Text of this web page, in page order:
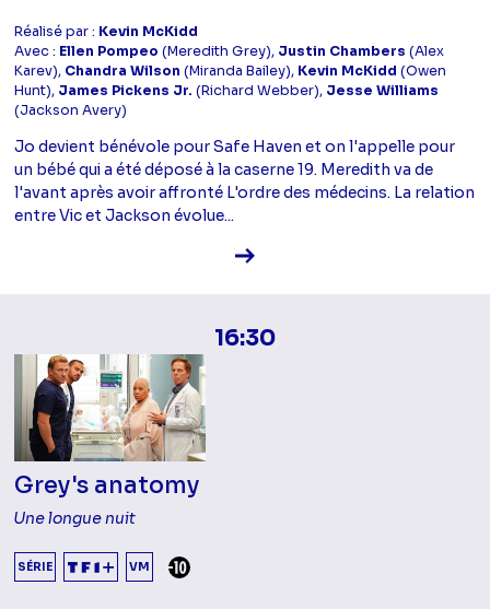
Réalisé par : Kevin McKidd
Avec : Ellen Pompeo (Meredith Grey), Justin Chambers (Alex
Karev), Chandra Wilson (Miranda Bailey), Kevin McKidd (Owen
Hunt), James Pickens Jr. (Richard Webber), Jesse Williams
(Jackson Avery)
Jo devient bénévole pour Safe Haven et on l'appelle pour
un bébé qui a été déposé à la caserne 19. Meredith va de
l'avant après avoir affronté L'ordre des médecins. La relation
entre Vic et Jackson évolue...
Voir la fiche diffusion
16:30
Grey's anatomy
Une longue nuit
SÉRIE VM